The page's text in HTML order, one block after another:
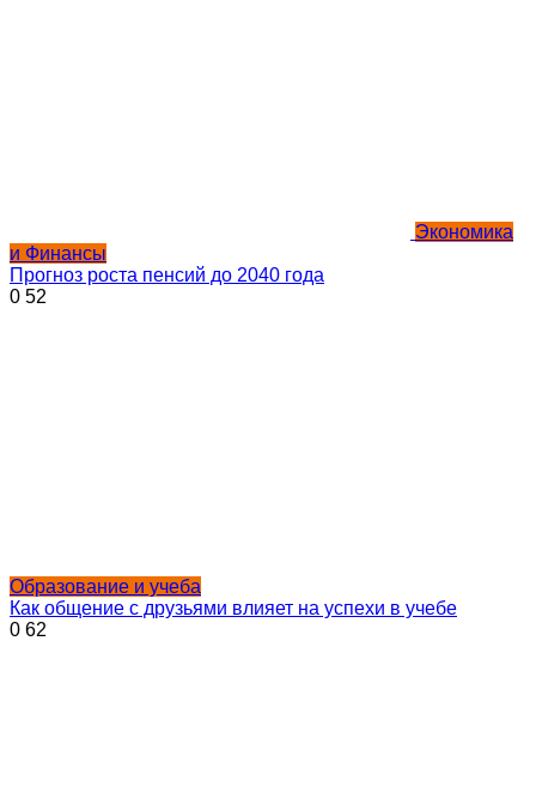
Экономика
и Финансы
Прогноз роста пенсий до 2040 года
0 52
Образование и учеба
Как общение с друзьями влияет на успехи в учебе
0 62